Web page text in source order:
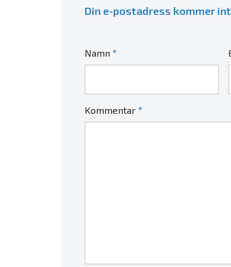
Din e-postadress kommer
Namn *
Kommentar *